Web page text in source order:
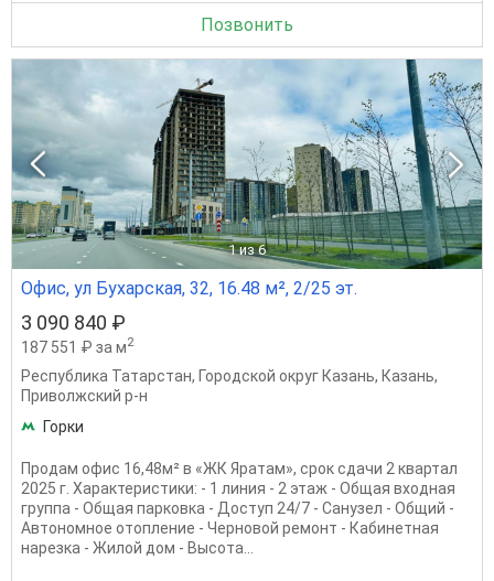
Позвонить
1 из 6
Офис, ул Бухарская, 32, 16.48 м², 2/25 эт.
3 090 840 ₽
187 551 ₽ за м2
Республика Татарстан, Городской округ Казань, Казань,
Приволжский р-н
Горки
Продам офис 16,48м² в «ЖК Яратам», срок сдачи 2 квартал
2025 г. Характеристики: - 1 линия - 2 этаж - Общая входная
группа - Общая парковка - Доступ 24/7 - Санузел - Общий -
Автономное отопление - Черновой ремонт - Кабинетная
нарезка - Жилой дом - Высота...